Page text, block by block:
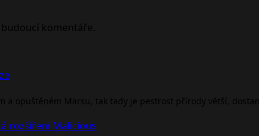
komentáře.
opuštěném Marsu, tak tady je pestrost přírody větší,
rozšíření Malicious